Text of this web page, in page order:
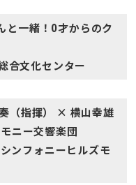
と一緒！0才からのク
文化センター
（指揮） × 横山幸雄
ニー交響楽団
ンフォニーヒルズモ